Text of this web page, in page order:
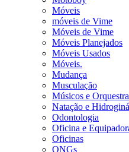
Móveis
móveis de Vime
Móveis de Vime
Móveis Planejados
Móveis Usados
Móveis.
Mudança
Musculação
Músicos e
Natação e
Odontologia
Oficina e
Oficinas
ONGs